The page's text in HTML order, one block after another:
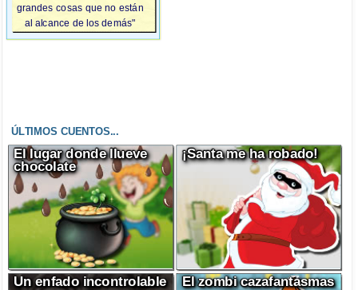
grandes cosas que no están
al alcance de los demás"
ÚLTIMOS CUENTOS...
El lugar donde llueve
chocolate
¡Santa me ha robado!
Un enfado incontrolable El zombi cazafantasmas